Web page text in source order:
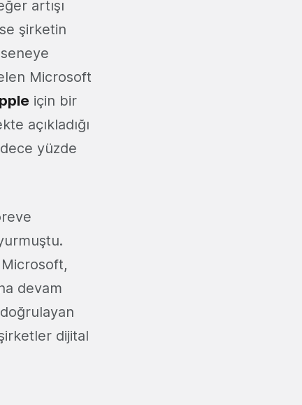
artışı
şirketin
Microsoft
için bir
açıkladığı
yüzde
devam
dijital